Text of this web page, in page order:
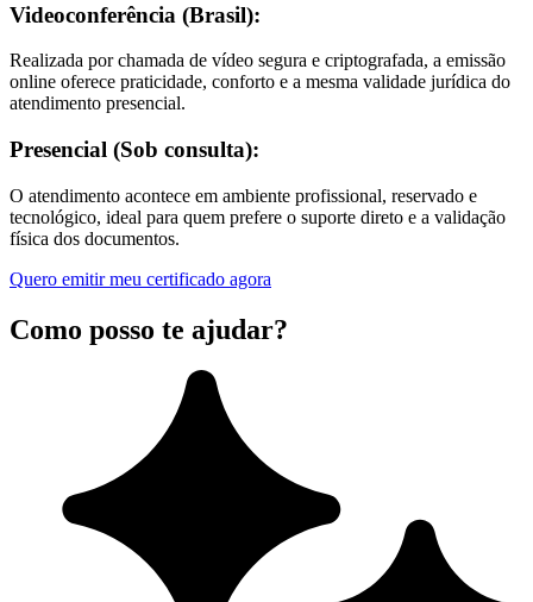
Videoconferência (Brasil):
Realizada por chamada de vídeo segura e criptografada, a emissão
online oferece praticidade, conforto e a mesma validade jurídica do
atendimento presencial.
Presencial (Sob consulta):
O atendimento acontece em ambiente profissional, reservado e
tecnológico, ideal para quem prefere o suporte direto e a validação
física dos documentos.
Quero emitir meu certificado agora
Como posso te ajudar?